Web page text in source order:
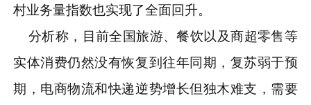
村业务量指数也实现了全面回升。
分析称，目前全国旅游、餐饮以及商超零售等
实体消费仍然没有恢复到往年同期，复苏弱于预
期，电商物流和快递逆势增长但独木难支，需要